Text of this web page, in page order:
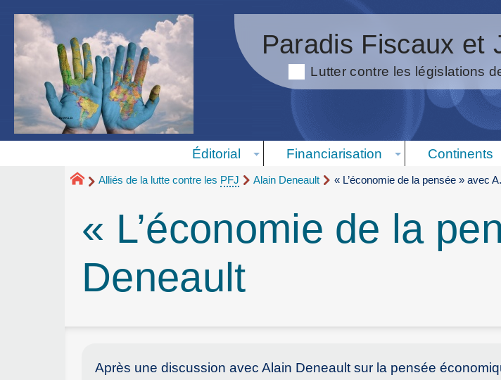
Paradis Fiscaux et
Lutter contre les législations
Éditorial Financiarisation Continents
Alliés de la lutte contre les PFJ Alain Deneault « L’économie de la pensée » avec
« L’économie de la
Deneault
Après une discussion avec Alain Deneault sur la pensée